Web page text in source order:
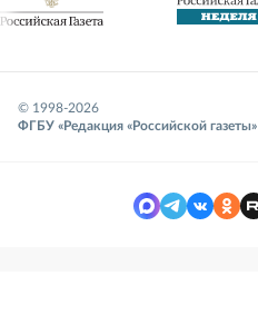
© 1998-2026
ФГБУ «Редакция «Российской газеты»